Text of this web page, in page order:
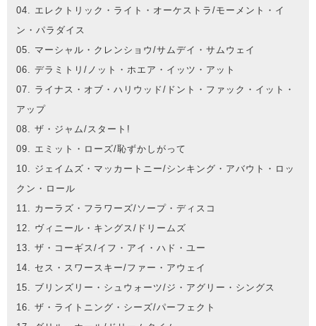
04. エレクトリック・ライト・オーケストラ/モーメント・イ
ン・パラダイス
05. マーシャル・クレンショウ/サムデイ・サムウェイ
06. デラミトリ/ノット・ホエア・イッツ・アット
07. ライナス・オブ・ハリウッド/ドント・ファック・イット・
アップ
08. ザ・ジャム/スタート!
09. エミット・ローズ/恥ずかしがって
10. ジェイムズ・マッカートニー/シンキング・アバウト・ロッ
クン・ロール
11. カーラズ・フラワーズ/ソープ・ディスコ
12. ヴィニール・キングス/ドリームズ
13. ザ・コーギス/イフ・アイ・ハド・ユー
14. セス・スワースキー/ファー・アウェイ
15. ブリンズリー・シュウォーツ/ジ・アグリー・シングス
16. ザ・ライトニング・シーズ/パーフェクト